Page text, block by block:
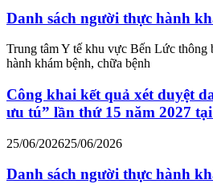
Danh sách người thực hành
Trung tâm Y tế khu vực Bến Lức thông
hành khám bệnh, chữa bệnh
Công khai kết quả xét duyệt
ưu tú” lần thứ 15 năm 2027
25/06/202625/06/2026
Danh sách người thực hành